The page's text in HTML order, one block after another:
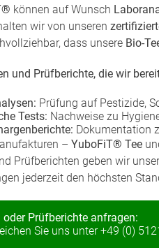
können auf Wunsch
wir von unseren
dass unsere Bio-
und Prüfberichte, die wir
Prüfung auf Pestizide,
Tests: Nachweise zu
Dokumentation
– YuboFiT® Tee
Prüfberichten geben wir
jederzeit den höchsten
Prüfberichte anfragen:
Sie uns unter+49 (0)